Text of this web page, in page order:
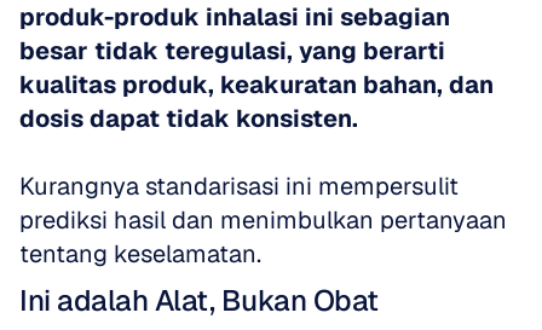
produk-produk inhalasi ini sebagian
besar tidak teregulasi, yang berarti
kualitas produk, keakuratan bahan, dan
dosis dapat tidak konsisten.
Kurangnya standarisasi ini mempersulit
prediksi hasil dan menimbulkan pertanyaan
tentang keselamatan.
Ini adalah Alat, Bukan Obat